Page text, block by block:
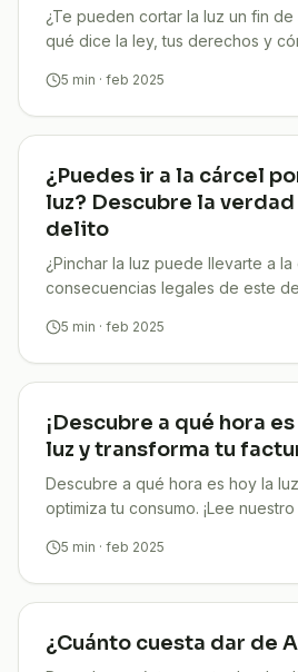
¿Te pueden cortar la luz un fin de
qué dice la ley, tus derechos y
5 min · feb 2025
¿Puedes ir a la cárcel
luz? Descubre la
delito
¿Pinchar la luz puede llevarte a
consecuencias legales de este
5 min · feb 2025
¡Descubre a qué hora
luz y transforma tu
Descubre a qué hora es hoy la
optimiza tu consumo. ¡Lee
5 min · feb 2025
¿Cuánto cuesta dar de